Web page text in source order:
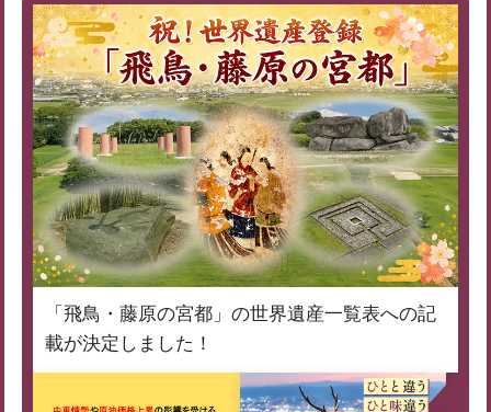
「飛鳥・藤原の宮都」の世界遺産一覧表への記
載が決定しました！